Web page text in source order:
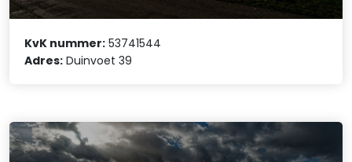
KvK nummer: 53741544
Adres: Duinvoet 39